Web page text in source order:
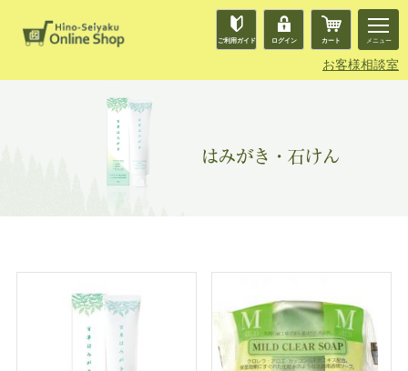
ご利用ガイド ログイン カート メニュー
お客様相談室